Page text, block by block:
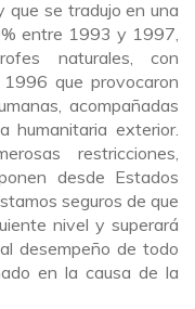
que se tradujo en una
entre 1993 y 1997,
naturales, con
que provocaron
acompañadas
humanitaria exterior.
restricciones,
desde Estados
seguros de que
nivel y superará
desempeño de todo
en la causa de la